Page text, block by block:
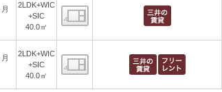
2LDK+WIC
+SIC
40.0㎡
2LDK+WIC
+SIC
40.0㎡